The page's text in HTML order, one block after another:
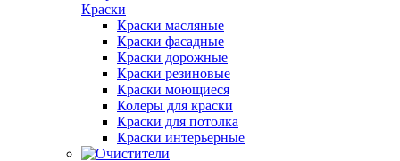
Краски
Краски масляные
Краски фасадные
Краски дорожные
Краски резиновые
Краски моющиеся
Колеры для краски
Краски для потолка
Краски интерьерные